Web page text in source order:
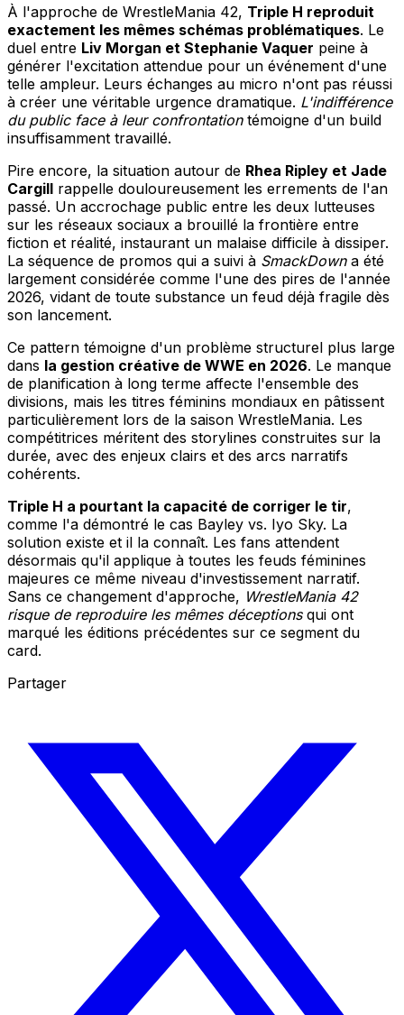
À l'approche de WrestleMania 42, Triple H reproduit
exactement les mêmes schémas problématiques. Le
duel entre Liv Morgan et Stephanie Vaquer peine à
générer l'excitation attendue pour un événement d'une
telle ampleur. Leurs échanges au micro n'ont pas réussi
à créer une véritable urgence dramatique. L'indifférence
du public face à leur confrontationtémoigne d'un build
insuffisamment travaillé.
Pire encore, la situation autour de Rhea Ripley et Jade
Cargill rappelle douloureusement les errements de l'an
passé. Un accrochage public entre les deux lutteuses
sur les réseaux sociaux a brouillé la frontière entre
fiction et réalité, instaurant un malaise difficile à dissiper.
La séquence de promos qui a suivi à SmackDowna été
largement considérée comme l'une des pires de l'année
2026, vidant de toute substance un feud déjà fragile dès
son lancement.
Ce pattern témoigne d'un problème structurel plus large
dans la gestion créative de WWE en 2026. Le manque
de planification à long terme affecte l'ensemble des
divisions, mais les titres féminins mondiaux en pâtissent
particulièrement lors de la saison WrestleMania. Les
compétitrices méritent des storylines construites sur la
durée, avec des enjeux clairs et des arcs narratifs
cohérents.
Triple H a pourtant la capacité de corriger le tir,
comme l'a démontré le cas Bayley vs. Iyo Sky. La
solution existe et il la connaît. Les fans attendent
désormais qu'il applique à toutes les feuds féminines
majeures ce même niveau d'investissement narratif.
Sans ce changement d'approche, WrestleMania 42
risque de reproduire les mêmes déceptionsqui ont
marqué les éditions précédentes sur ce segment du
card.
Partager